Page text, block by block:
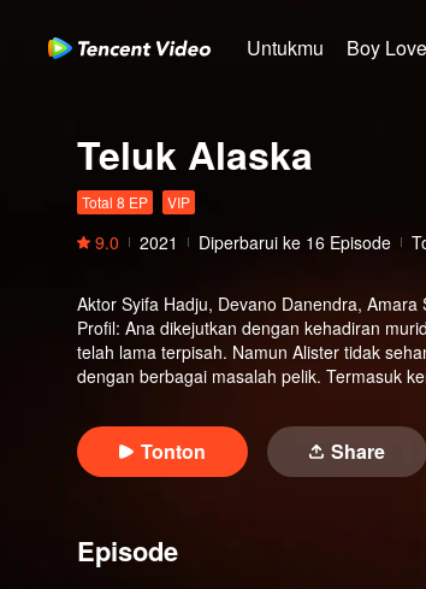
Untukmu Boy Love
Teluk Alaska
Total 8 EP VIP
9.0 2021 Diperbarui ke 16 Episode
Aktor Syifa Hadju, Devano Danendra,
Profil: Ana dikejutkan dengan kehadiran
telah lama terpisah. Namun Alister tidak
dengan berbagai masalah pelik. Termasuk
Tonton Share
Episode